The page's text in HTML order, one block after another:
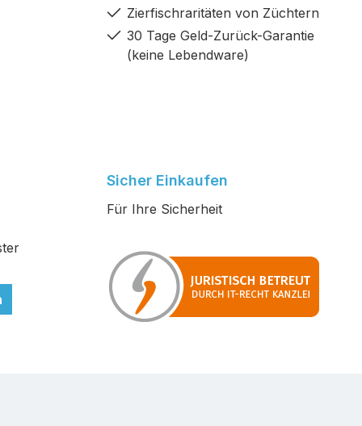
Zierfischraritäten von Züchtern
30 Tage Geld-Zurück-Garantie
(keine Lebendware)
Sicher Einkaufen
Für Ihre Sicherheit